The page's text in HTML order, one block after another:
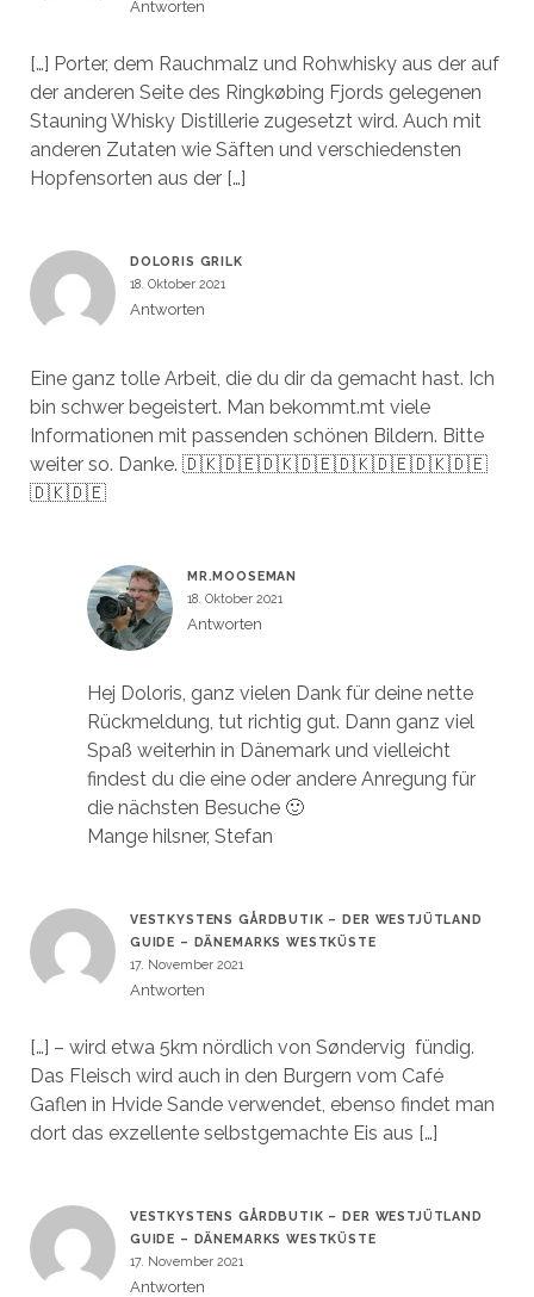
Antworten
[…] Porter, dem Rauchmalz und Rohwhisky aus der auf
der anderen Seite des Ringkøbing Fjords gelegenen
Stauning Whisky Distillerie zugesetzt wird. Auch mit
anderen Zutaten wie Säften und verschiedensten
Hopfensorten aus der […]
DOLORIS GRILK
18. Oktober 2021
Antworten
Eine ganz tolle Arbeit, die du dir da gemacht hast. Ich
bin schwer begeistert. Man bekommt.mt viele
Informationen mit passenden schönen Bildern. Bitte
weiter so. Danke. 🇩🇰🇩🇪🇩🇰🇩🇪🇩🇰🇩🇪🇩🇰🇩🇪
🇩🇰🇩🇪
MR.MOOSEMAN
18. Oktober 2021
Antworten
Hej Doloris, ganz vielen Dank für deine nette
Rückmeldung, tut richtig gut. Dann ganz viel
Spaß weiterhin in Dänemark und vielleicht
findest du die eine oder andere Anregung für
die nächsten Besuche 🙂
Mange hilsner, Stefan
VESTKYSTENS GÅRDBUTIK – DER WESTJÜTLAND
GUIDE – DÄNEMARKS WESTKÜSTE
17. November 2021
Antworten
[…] – wird etwa 5km nördlich von Søndervig fündig.
Das Fleisch wird auch in den Burgern vom Café
Gaflen in Hvide Sande verwendet, ebenso findet man
dort das exzellente selbstgemachte Eis aus […]
VESTKYSTENS GÅRDBUTIK – DER WESTJÜTLAND
GUIDE – DÄNEMARKS WESTKÜSTE
17. November 2021
Antworten